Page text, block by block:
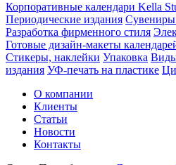
Корпоративные календари Kella
Периодические издания Сувениры
Разработка фирменного стиля
Готовые дизайн-макеты
Стикеры, наклейки Упаковка
издания УФ-печать на пластике
О компании
Клиенты
Статьи
Новости
Контакты